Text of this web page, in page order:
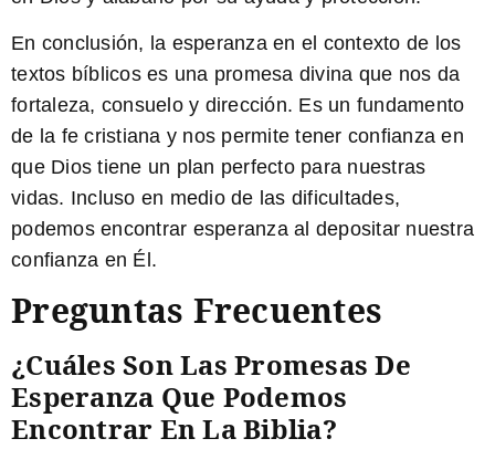
En conclusión, la esperanza en el contexto de los
textos bíblicos es una promesa divina que nos da
fortaleza, consuelo y dirección. Es un fundamento
de la fe cristiana y nos permite tener confianza en
que Dios tiene un plan perfecto para nuestras
vidas. Incluso en medio de las dificultades,
podemos encontrar esperanza al depositar nuestra
confianza en Él.
Preguntas Frecuentes
¿Cuáles Son Las Promesas De
Esperanza Que Podemos
Encontrar En La Biblia?